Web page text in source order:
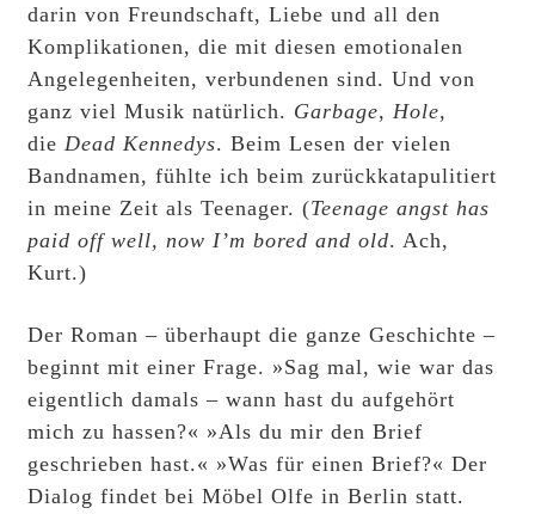
darin von Freundschaft, Liebe und all den
Komplikationen, die mit diesen emotionalen
Angelegenheiten, verbundenen sind. Und von
ganz viel Musik natürlich. Garbage, Hole,
die Dead Kennedys. Beim Lesen der vielen
Bandnamen, fühlte ich beim zurückkatapulitiert
in meine Zeit als Teenager. (Teenage angst has
paid off well, now I’m bored and old. Ach,
Kurt.)
Der Roman – überhaupt die ganze Geschichte –
beginnt mit einer Frage. »Sag mal, wie war das
eigentlich damals – wann hast du aufgehört
mich zu hassen?« »Als du mir den Brief
geschrieben hast.« »Was für einen Brief?« Der
Dialog findet bei Möbel Olfe in Berlin statt.